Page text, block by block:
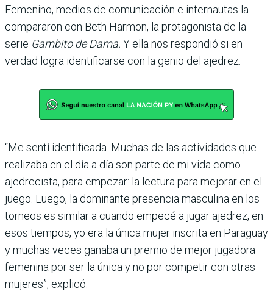
Femenino, medios de comunicación e internautas la
compararon con Beth Harmon, la protagonista de la
serie Gambito de Dama. Y ella nos respondió si en
verdad logra identificarse con la genio del ajedrez.
“Me sentí identificada. Muchas de las actividades que
realizaba en el día a día son parte de mi vida como
ajedrecista, para empezar: la lectura para mejorar en el
juego. Luego, la dominante presencia masculina en los
torneos es similar a cuando empecé a jugar ajedrez, en
esos tiempos, yo era la única mujer inscrita en Paraguay
y muchas veces ganaba un premio de mejor jugadora
femenina por ser la única y no por competir con otras
mujeres”, explicó.